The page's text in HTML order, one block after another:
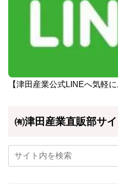
【津田産業公式LINEへ気軽
㈲津田産業直販部サ